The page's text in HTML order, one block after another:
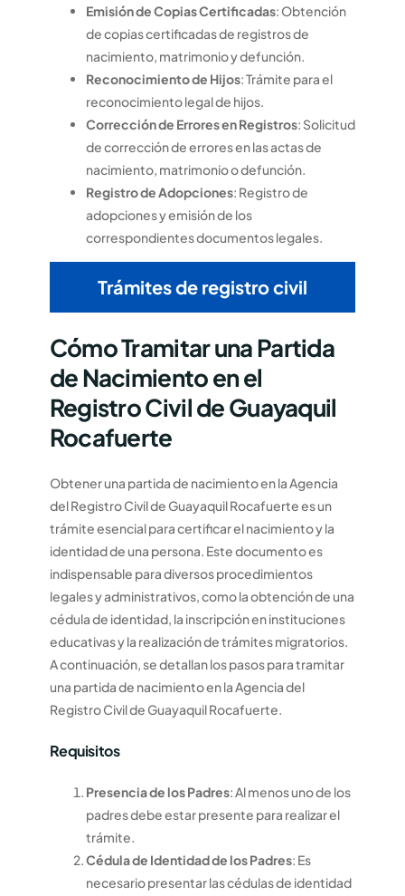
Emisión de Copias Certificadas: Obtención
de copias certificadas de registros de
nacimiento, matrimonio y defunción.
Reconocimiento de Hijos: Trámite para el
reconocimiento legal de hijos.
Corrección de Errores en Registros: Solicitud
de corrección de errores en las actas de
nacimiento, matrimonio o defunción.
Registro de Adopciones: Registro de
adopciones y emisión de los
correspondientes documentos legales.
Trámites de registro civil
Cómo Tramitar una Partida
de Nacimiento en el
Registro Civil de Guayaquil
Rocafuerte
Obtener una partida de nacimiento en la Agencia
del Registro Civil de Guayaquil Rocafuerte es un
trámite esencial para certificar el nacimiento y la
identidad de una persona. Este documento es
indispensable para diversos procedimientos
legales y administrativos, como la obtención de una
cédula de identidad, la inscripción en instituciones
educativas y la realización de trámites migratorios.
A continuación, se detallan los pasos para tramitar
una partida de nacimiento en la Agencia del
Registro Civil de Guayaquil Rocafuerte.
Requisitos
Presencia de los Padres: Al menos uno de los
padres debe estar presente para realizar el
trámite.
Cédula de Identidad de los Padres: Es
necesario presentar las cédulas de identidad